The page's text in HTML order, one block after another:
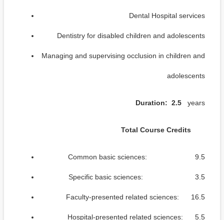
Dental Hospital services
Dentistry for disabled children and adolescents
Managing and supervising occlusion in children and
adolescents
Duration: 2.5 years
Total Course Credits
Common basic sciences: 9.5
Specific basic sciences: 3.5
Faculty-presented related sciences: 16.5
Hospital-presented related sciences: 5.5